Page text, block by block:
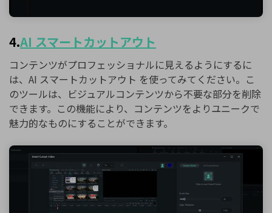
4.AI スマートカットアウト
コンテンツがプロフェッショナルに見えるようにするに
は、AI スマートカットアウト を使ってみてください。こ
のツールは、ビジュアルコンテンツから不要な部分を削除
できます。この機能により、コンテンツをよりユニークで
魅力的なものにすることができます。